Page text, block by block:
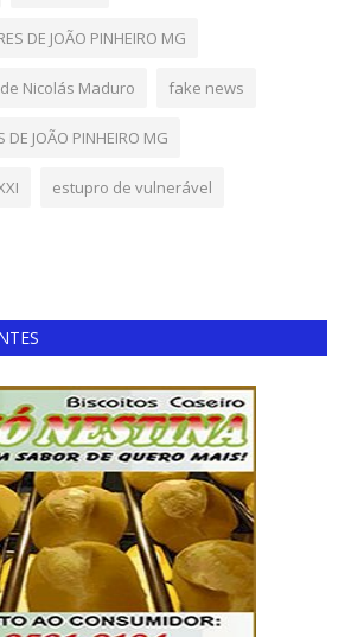
DE JOÃO PINHEIRO MG
Nicolás Maduro fake news
DE JOÃO PINHEIRO MG
estupro de vulnerável